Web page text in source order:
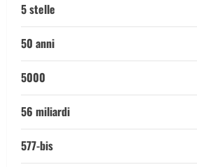
5 stelle
50 anni
5000
56 miliardi
577-bis